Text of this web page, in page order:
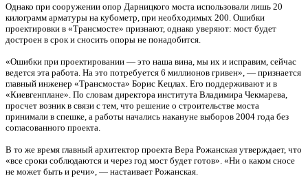
Однако при сооружении опор Дарницкого моста использовали лишь 20
килограмм арматуры на кубометр, при необходимых 200. Ошибки
проектировки в «Трансмосте» признают, однако уверяют: мост будет
достроен в срок и сносить опоры не понадобится.
«Ошибки при проектировании — это наша вина, мы их и исправим, сейчас
ведется эта работа. На это потребуется 6 миллионов гривен», — признается
главный инженер «Трансмоста» Борис Кецлах. Его поддерживают и в
«Киевгенплане». По словам директора института Владимира Чекмарева,
просчет возник в связи с тем, что решение о строительстве моста
принимали в спешке, а работы начались накануне выборов 2004 года без
согласованного проекта.
В то же время главный архитектор проекта Вера Рожанская утверждает, что
«все сроки соблюдаются и через год мост будет готов». «Ни о каком сносе
не может быть и речи», — настаивает Рожанская.